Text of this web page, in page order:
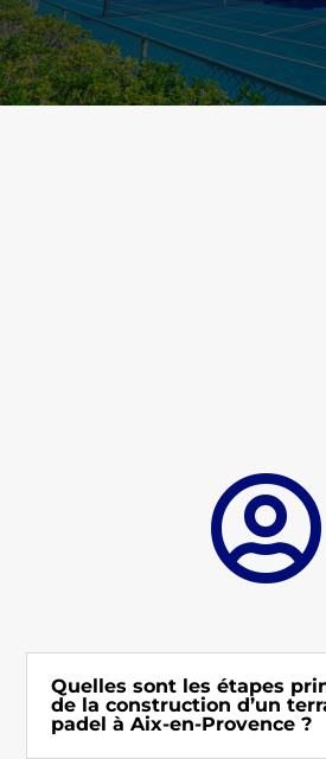

Quelles sont les étapes
de la construction d’un
padel à Aix-en-Provence ?